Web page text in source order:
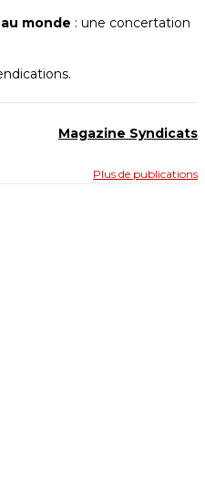
monde : une concertation
Magazine Syndicats
Plus de publications